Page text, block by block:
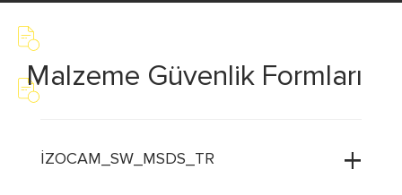
TS EN 14303 - TY TSE BELGESİ
Malzeme Güvenlik Formları
İZOCAM_SW_MSDS_TR